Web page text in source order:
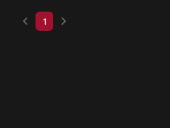
keyboard_arrow_left 1 keyboard_arrow_right